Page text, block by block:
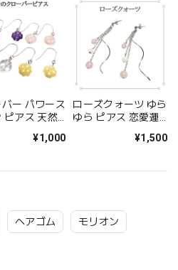
ヘアゴム モリオン
ー パワース
ピアス 天然
ーズクォーツ
アクセサリ
タン
¥1,000
ローズクォーツ ゆら
ゆら ピアス 恋愛運
ン ピアス ポストピ
可 アクセサリー
¥1,500